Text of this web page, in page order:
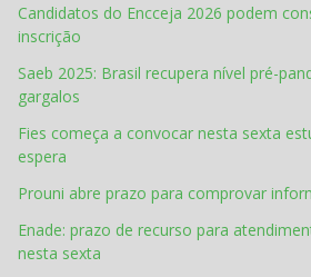
Candidatos do Encceja 2026 podem
inscrição
Saeb 2025: Brasil recupera nível pré-
gargalos
Fies começa a convocar nesta sexta
espera
Prouni abre prazo para comprovar
Enade: prazo de recurso para
nesta sexta